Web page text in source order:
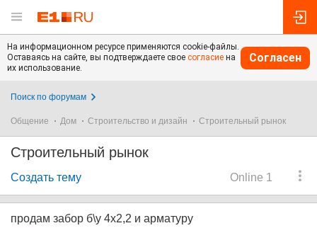
На информационном ресурсе применяются cookie-файлы.
Оставаясь на сайте, вы подтверждаете свое согласие на
их использование.
Согласен
Поиск по форумам
Общение Дом Строительство и дизайн Строительный рынок
Строительный рынок
Online 1
Создать тему
продам забор б\у 4х2,2 и арматуру